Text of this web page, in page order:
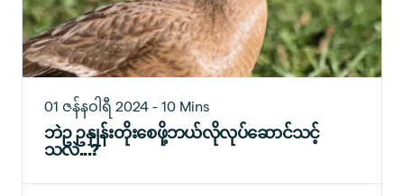
01 ဇန်နဝါရီ 2024 - 10 Mins
ဘဲဥ ဥနှုန်းတိုးစေဖို့ဘယ်လိုလုပ်ဆောင်သင့်
သလဲ...?